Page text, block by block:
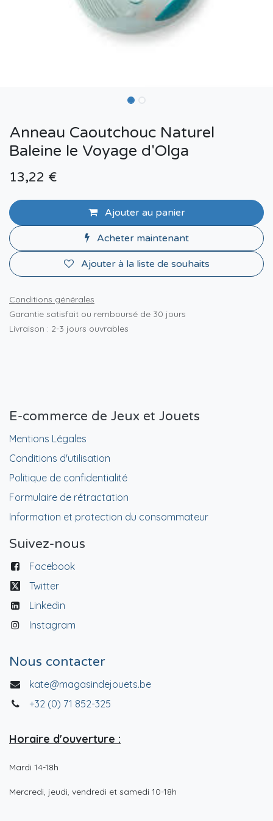
Anneau Caoutchouc Naturel
Baleine le Voyage d'Olga
13,22 €
Ajouter au panier
Acheter maintenant
Ajouter à la liste de souhaits
Conditions générales
Garantie satisfait ou remboursé de 30 jours
Livraison : 2-3 jours ouvrables
E-commerce de Jeux et Jouets
Mentions Légales
Conditions d'utilisation
Politique de confidentialité
Formulaire de rétractation
Information et protection du consommateur
Suivez-nous
Facebook
Twitter
Linkedin
Instagram
Nous contacter
kate@magasindejouets.be
+32 (0) 71 852-325
Horaire d'ouverture :
Mardi 14-18h
Mercredi, jeudi, vendredi et samedi 10-18h